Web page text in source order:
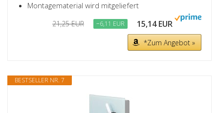
Montagematerial wird mitgeliefert
21,25 EUR −6,11 EUR 15,14 EUR
*Zum Angebot »
BESTSELLER NR. 7